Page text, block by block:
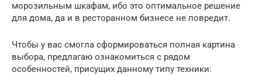
морозильным шкафам, ибо это оптимальное решение
для дома, да и в ресторанном бизнесе не повредит.
Чтобы у вас смогла сформироваться полная картина
выбора, предлагаю ознакомиться с рядом
особенностей, присущих данному типу техники: